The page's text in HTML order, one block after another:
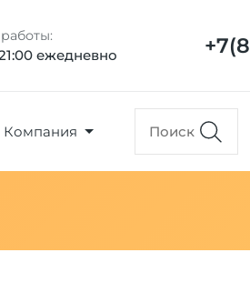
ежедневно
Компания